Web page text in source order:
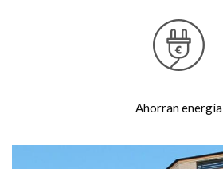
Ahorran energía